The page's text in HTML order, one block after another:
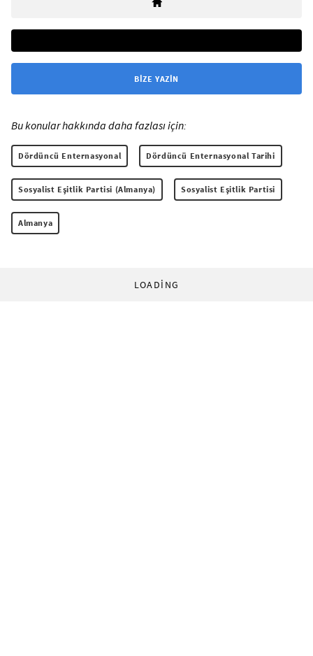
BIZE YAZIN
Bu konular hakkında daha fazlası için:
Dördüncü Enternasyonal Dördüncü Enternasyonal Tarihi
Sosyalist Eşitlik Partisi (Almanya) Sosyalist Eşitlik Partisi
Almanya
LOADING